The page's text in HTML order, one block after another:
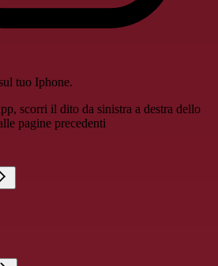
tuo Iphone.
scorri il dito da sinistra a destra dello
pagine precedenti